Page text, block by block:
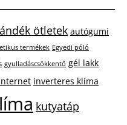
ötletek autógumi
termékek Egyedi póló
gyulladáscsökkentő gél lakk
inverteres klíma
kutyatáp